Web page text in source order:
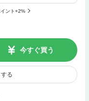
ント+2%
今すぐ買う
る